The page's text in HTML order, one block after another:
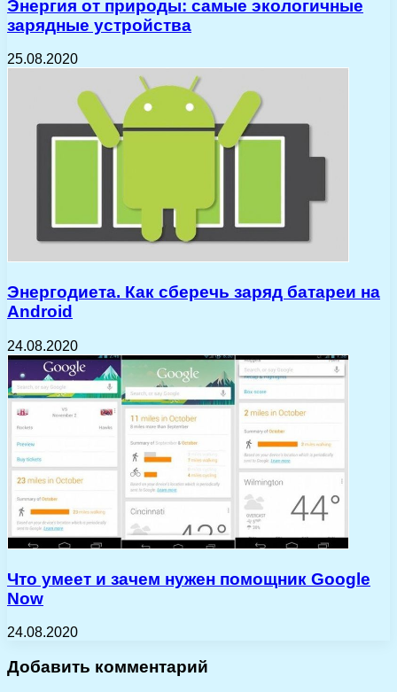
Энергия от природы: самые экологичные
зарядные устройства
25.08.2020
Энергодиета. Как сберечь заряд батареи на
Android
24.08.2020
Что умеет и зачем нужен помощник Google
Now
24.08.2020
Добавить комментарий